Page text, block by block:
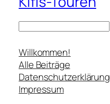
c
h
e
n
Willkommen!
Alle Beiträge
Datenschutzerklärung
Impressum